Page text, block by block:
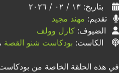
بتاريخ: ١٣ / ٠٢ / ٢٠٢٦
تقديم: مهند مجيد
الضيوف: كارل وولف
الكاست: بودكاست شنو القصة
في هذه الحلقة الخاصة من